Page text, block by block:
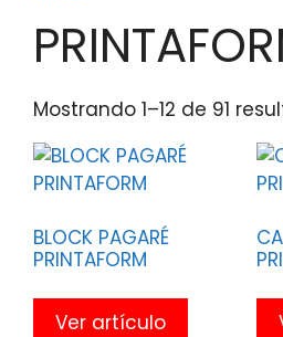
Mostrando 1–12 de 91
BLOCK PAGARÉ
PRINTAFORM
Ver artículo